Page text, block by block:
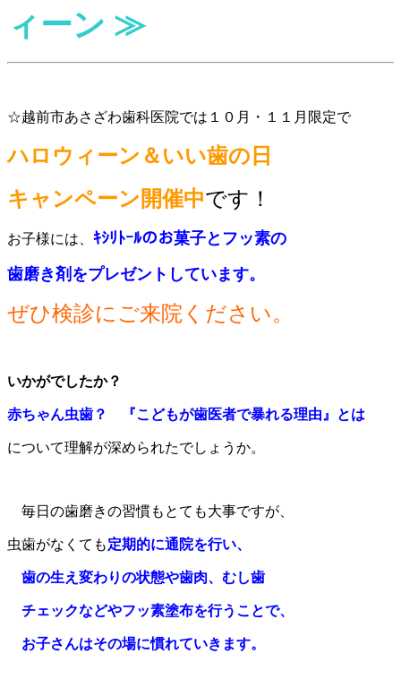
ィーン ≫
☆越前市あさざわ歯科医院では１０月・１１月限定で
ハロウィーン＆いい歯の日
キャンペーン開催中です！
お子様には、 ｷｼﾘﾄｰﾙのお菓子とフッ素の
歯磨き剤をプレゼントしています。
ぜひ検診にご来院ください。
いかがでしたか？
赤ちゃん虫歯？ 『こどもが歯医者で暴れる理由 』 とは
について理解が深められたでしょうか。
毎日の歯磨きの習慣もとても大事ですが、
虫歯がなくても定期的に通院を行い、
歯の生え変わりの状態や歯肉、 むし歯
チェックなどやフッ素塗布を行うことで、
お子さんはその場に慣れていきます。